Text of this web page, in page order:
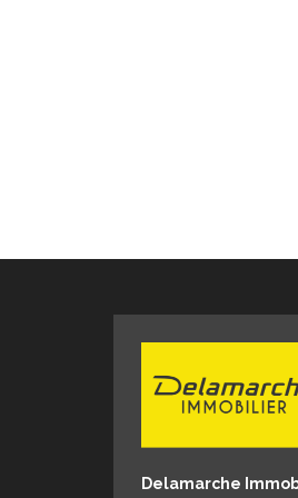
Delamarche